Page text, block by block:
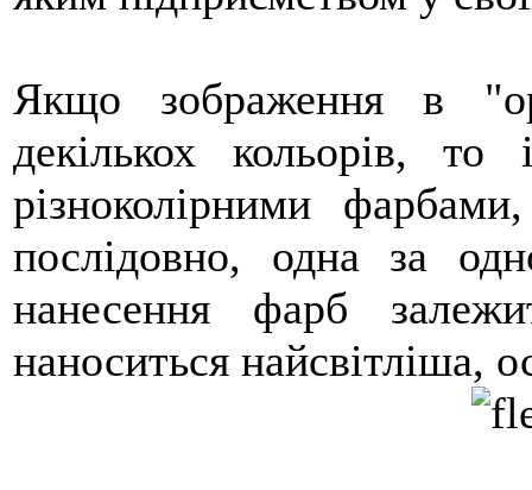
Якщо зображення в
декількох кольорів, то
різноколірними
послідовно, одна за
нанесення фарб
наноситься найсвітліша,